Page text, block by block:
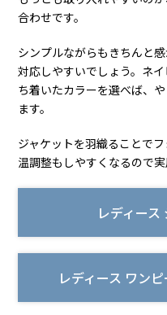
合わせです。
シンプルながらもきちんと
対応しやすいでしょう。ネ
ち着いたカラーを選べば、
ます。
ジャケットを羽織ることで
温調整もしやすくなるので実
レディース
レディース ワン